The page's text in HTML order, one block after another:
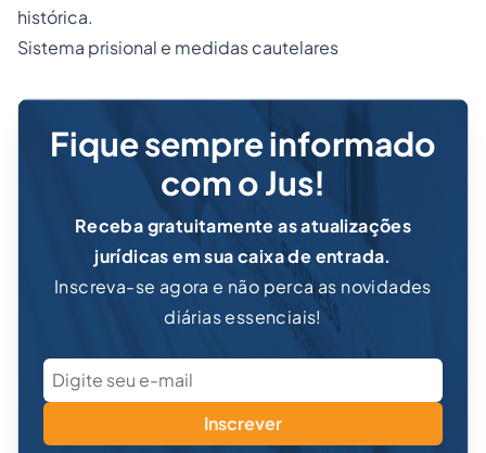
histórica.
Sistema prisional e medidas cautelares
Fique sempre informado
com o Jus!
Receba gratuitamente as atualizações
jurídicas em sua caixa de entrada.
Inscreva-se agora e não perca as novidades
diárias essenciais!
Inscrever